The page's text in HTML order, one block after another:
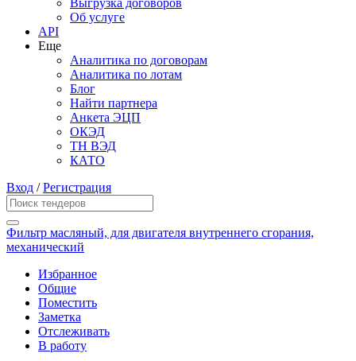
Выгрузка договоров
Об услуге
API
Еще
Аналитика по договорам
Аналитика по лотам
Блог
Найти партнера
Анкета ЭЦП
ОКЭД
ТН ВЭД
КАТО
Вход /Регистрация
Фильтр масляный, для двигателя внутреннего сгорания,
механический
Избранное
Общие
Поместить
Заметка
Отслеживать
В работу